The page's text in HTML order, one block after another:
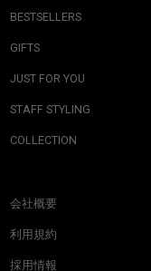
BESTSELLERS
GIFTS
JUST FOR YOU
STAFF STYLING
COLLECTION
会社概要
利用規約
採用情報